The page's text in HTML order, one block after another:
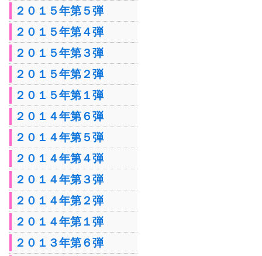
２０１５年第５弾
２０１５年第４弾
２０１５年第３弾
２０１５年第２弾
２０１５年第１弾
２０１４年第６弾
２０１４年第５弾
２０１４年第４弾
２０１４年第３弾
２０１４年第２弾
２０１４年第１弾
２０１３年第６弾